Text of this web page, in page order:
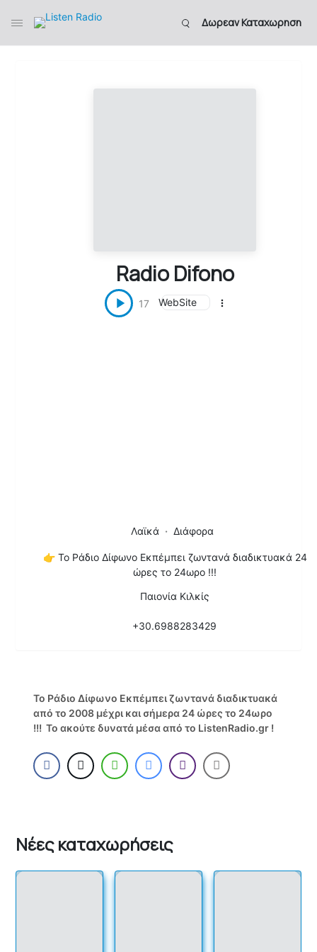
Δωρεαν Καταχωρηση
Radio Difono
17 WebSite
Λαϊκά Διάφορα
👉Το Ράδιο Δίφωνο Εκπέμπει ζωντανά διαδικτυακά 24
ώρες το 24ωρο !!!
Παιονία Κιλκίς
+30.6988283429
Το Ράδιο Δίφωνο Εκπέμπει ζωντανά διαδικτυακά
από το 2008 μέχρι και σήμερα 24 ώρες το 24ωρο
!!! Το ακούτε δυνατά μέσα από το ListenRadio.gr !
Νέες καταχωρήσεις